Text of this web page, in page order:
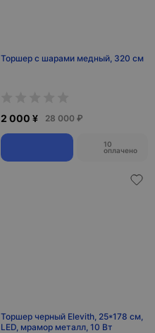
Торшер с шарами медный, 320 см
2 000 ¥ 28 000 ₽
10
оплачено
Торшер черный Elevith, 25*178 см,
LED, мрамор металл, 10 Вт